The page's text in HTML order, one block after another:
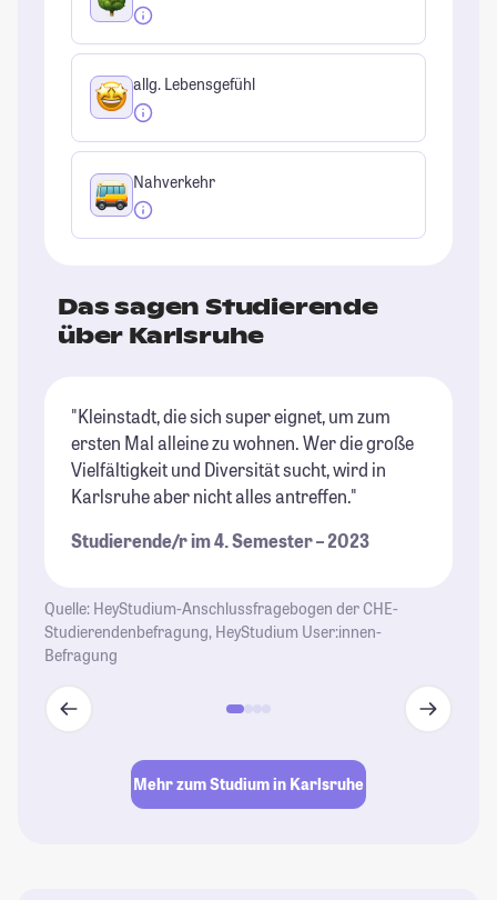
allg. Lebensgefühl
Nahverkehr
Das sagen Studierende
über Karlsruhe
"Kleinstadt, die sich super eignet, um zum
ersten Mal alleine zu wohnen. Wer die große
Vielfältigkeit und Diversität sucht, wird in
Karlsruhe aber nicht alles antreffen."
Studierende/r im 4. Semester – 2023
Quelle: HeyStudium-Anschlussfragebogen der CHE-
Studierendenbefragung, HeyStudium User:innen-
Befragung
Mehr zum Studium in Karlsruhe